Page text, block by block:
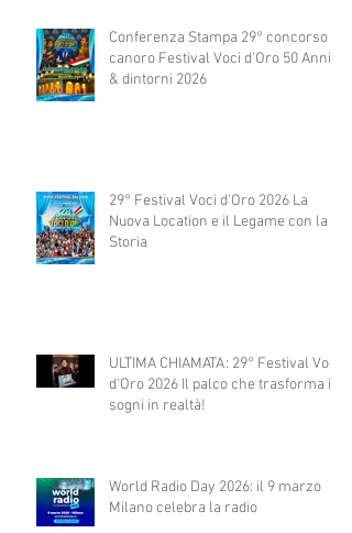
Conferenza Stampa 29° concorso
canoro Festival Voci d'Oro 50 Anni
& dintorni 2026
29° Festival Voci d'Oro 2026 La
Nuova Location e il Legame con la
Storia
ULTIMA CHIAMATA: 29° Festival Voci
d'Oro 2026 Il palco che trasforma i
sogni in realtà!
World Radio Day 2026: il 9 marzo
Milano celebra la radio